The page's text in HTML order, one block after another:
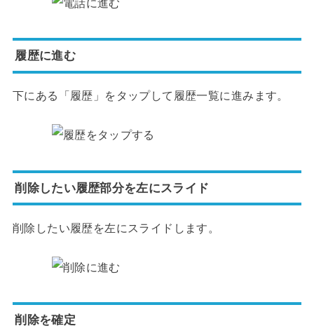
履歴に進む
下にある「履歴」をタップして履歴一覧に進みます。
削除したい履歴部分を左にスライド
削除したい履歴を左にスライドします。
削除を確定